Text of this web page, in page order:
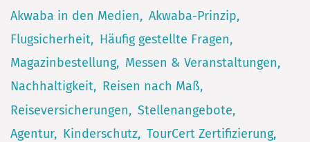
Akwaba in den Medien
Akwaba-Prinzip
Flugsicherheit
Häufig gestellte Fragen
Magazinbestellung
Messen & Veranstaltungen
Nachhaltigkeit
Reisen nach Maß
Reiseversicherungen
Stellenangebote
Agentur
Kinderschutz TourCert Zertifizierung